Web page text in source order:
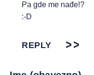
Pa gde me nađe!?
:-D
REPLY